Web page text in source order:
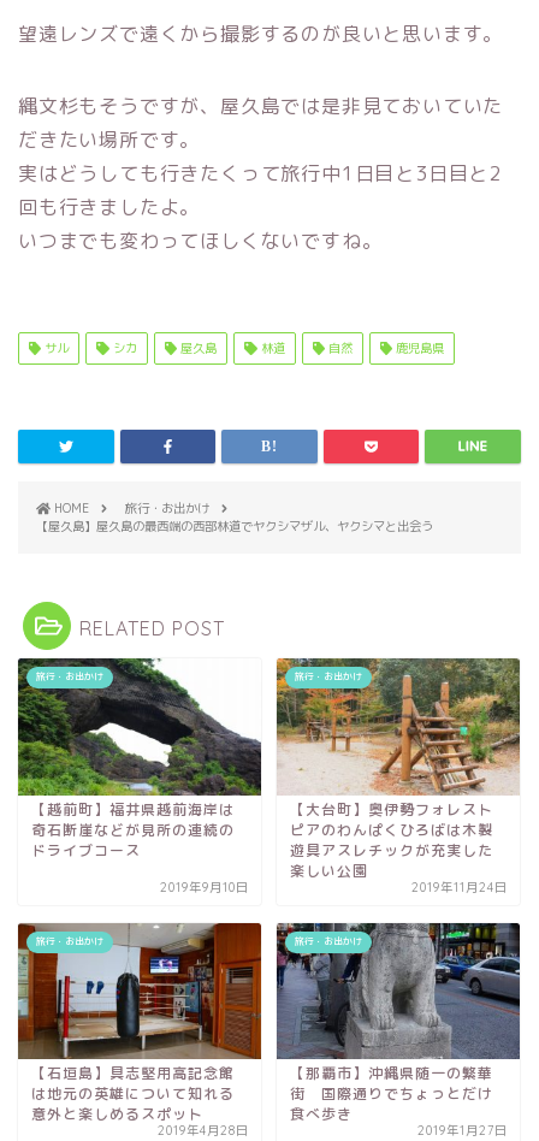
望遠レンズで遠くから撮影するのが良いと思います。
縄文杉もそうですが、屋久島では是非見ておいていた
だきたい場所です。
実はどうしても行きたくって旅行中1日目と3日目と2
回も行きましたよ。
いつまでも変わってほしくないですね。
サル シカ 屋久島 林道 自然 鹿児島県
HOME
旅行・お出かけ
【屋久島】屋久島の最西端の西部林道でヤクシマザル、ヤクシマと出会う
RELATED POST
旅行・お出かけ
【越前町】福井県越前海岸は
奇石断崖などが見所の連続の
ドライブコース
2019年9月10日
旅行・お出かけ
【大台町】奥伊勢フォレスト
ピアのわんぱくひろばは木製
遊具アスレチックが充実した
楽しい公園
2019年11月24日
旅行・お出かけ
【石垣島】具志堅用高記念館
は地元の英雄について知れる
意外と楽しめるスポット
2019年4月28日
旅行・お出かけ
【那覇市】沖縄県随一の繁華
街 国際通りでちょっとだけ
食べ歩き
2019年1月27日